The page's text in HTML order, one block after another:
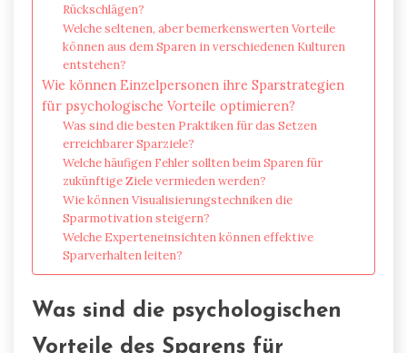
Rückschlägen?
Welche seltenen, aber bemerkenswerten Vorteile
können aus dem Sparen in verschiedenen Kulturen
entstehen?
Wie können Einzelpersonen ihre Sparstrategien
für psychologische Vorteile optimieren?
Was sind die besten Praktiken für das Setzen
erreichbarer Sparziele?
Welche häufigen Fehler sollten beim Sparen für
zukünftige Ziele vermieden werden?
Wie können Visualisierungstechniken die
Sparmotivation steigern?
Welche Experteneinsichten können effektive
Sparverhalten leiten?
Was sind die psychologischen
Vorteile des Sparens für